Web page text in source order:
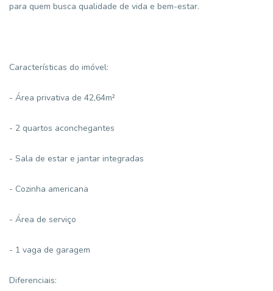
para quem busca qualidade de vida e bem-estar.
Características do imóvel:
- Área privativa de 42,64m²
- 2 quartos aconchegantes
- Sala de estar e jantar integradas
- Cozinha americana
- Área de serviço
- 1 vaga de garagem
Diferenciais: